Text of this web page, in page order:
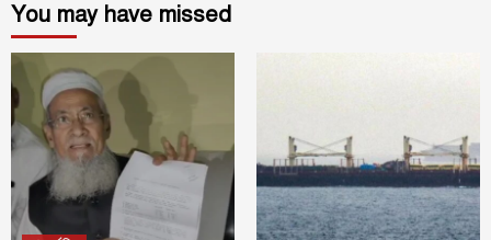
You may have missed